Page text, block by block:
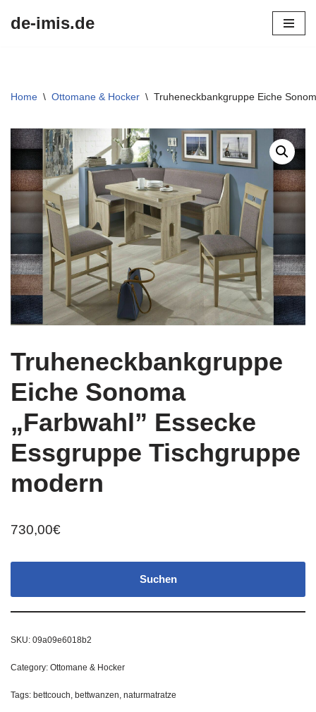
de-imis.de
Home \ Ottomane & Hocker \ Truheneckbankgruppe Eiche
Truheneckbankgruppe
Eiche Sonoma
„Farbwahl” Essecke
Essgruppe Tischgruppe
modern
730,00€
Suchen
SKU: 09a09e6018b2
Category: Ottomane & Hocker
Tags: bettcouch, bettwanzen, naturmatratze